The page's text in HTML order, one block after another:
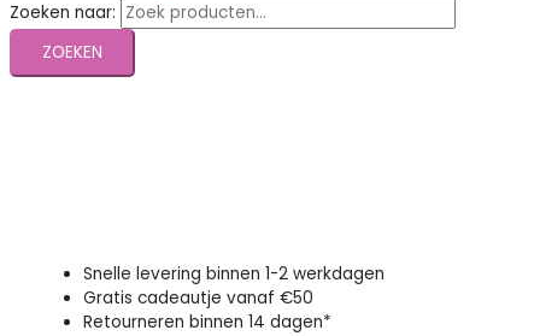
Zoeken naar:
ZOEKEN
Snelle levering binnen 1-2 werkdagen
Gratis cadeautje vanaf €50
Retourneren binnen 14 dagen*